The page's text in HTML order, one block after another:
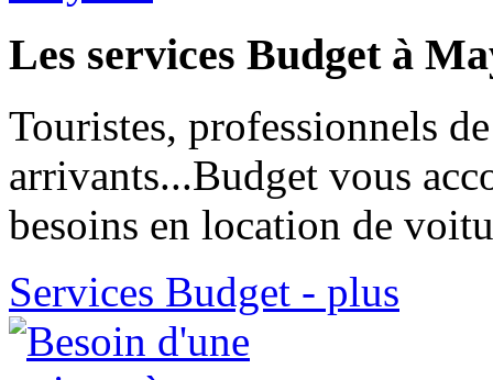
Les services Budget à
Touristes, professionnels
arrivants...Budget vous
besoins en location de
Services Budget - plus